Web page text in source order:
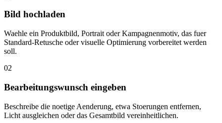
Bild hochladen
Waehle ein Produktbild, Portrait oder Kampagnenmotiv, das fuer
Standard-Retusche oder visuelle Optimierung vorbereitet werden
soll.
02
Bearbeitungswunsch eingeben
Beschreibe die noetige Aenderung, etwa Stoerungen entfernen,
Licht ausgleichen oder das Gesamtbild vereinheitlichen.